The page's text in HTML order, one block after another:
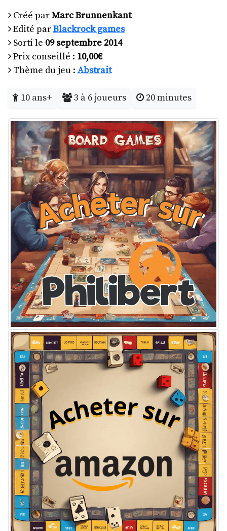
Créé parMarc Brunnenkant
Edité parBlackrock games
Sorti le 09 septembre 2014
Prix conseillé : 10,00€
Thème du jeu : Abstrait
10 ans+ 3 à 6 joueurs 20 minutes